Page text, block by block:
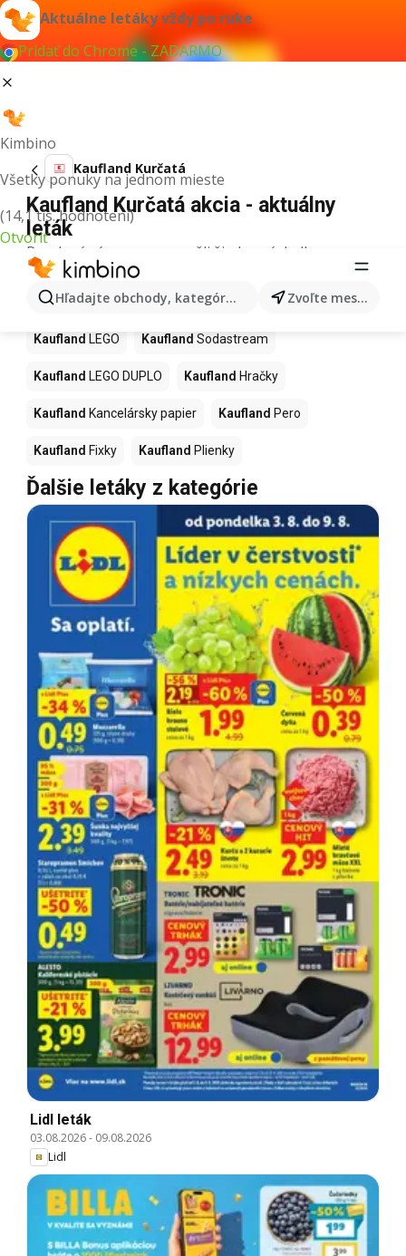
Aktuálne letáky vždy po ruke
Pridať do Chrome - ZADARMO
Kimbino
Všetky ponuky na jednom mieste
(14,1 tis. hodnotení)
Otvoriť
Hľadajte obchody, kategórie, produkty... Zvoľte mesto
Kaufland Kurčatá
Kaufland Kurčatá akcia - aktuálny
leták
Pre daný výraz sme nenašli žiadne výsledky.
Ďalšie produkty v obchodoch
Kaufland
Kaufland LEGO Kaufland Sodastream
Kaufland LEGO DUPLO Kaufland Hračky
Kaufland Kancelársky papier Kaufland Pero
Kaufland Fixky Kaufland Plienky
Ďalšie letáky z kategórie
Lidl leták
03.08.2026- 09.08.2026
Lidl